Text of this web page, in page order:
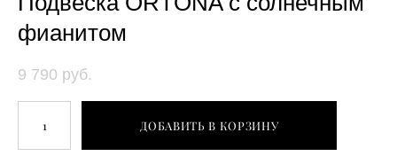
фианитом
9 790 pуб.
ДОБАВИТЬ В КОРЗИНУ